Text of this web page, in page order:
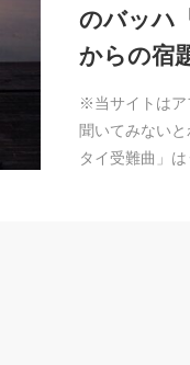
のバッハ
からの宿
※当サイトはア
聞いてみない
タイ受難曲」